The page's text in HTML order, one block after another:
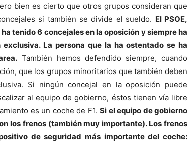
bien es cierto que otros grupos consideran que
si también se divide el sueldo. El PSOE,
tenido 6 concejales en la oposición y siempre ha
La persona que la ha ostentado se ha
También hemos defendido siempre, cuando
que los grupos minoritarios que también deben
Si ningún concejal en la oposición puede
al equipo de gobierno, éstos tienen vía libre
es un coche de F1.Si el equipo de gobierno
los frenos (también muy importante). Los frenos
de seguridad más importante del coche: